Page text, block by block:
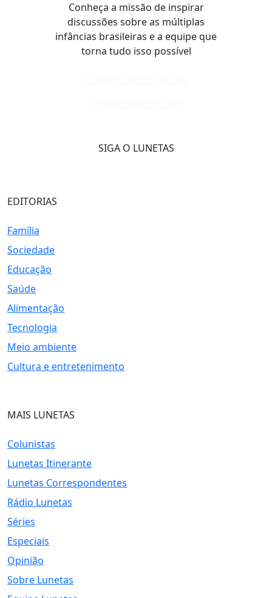
Conheça a missão de inspirar
discussões sobre as múltiplas
infâncias brasileiras e a equipe que
torna tudo isso possível
SIGA O LUNETAS
EDITORIAS
Família
Sociedade
Educação
Saúde
Alimentação
Tecnologia
Meio ambiente
Cultura e entretenimento
MAIS LUNETAS
Colunistas
Lunetas Itinerante
Lunetas Correspondentes
Rádio Lunetas
Séries
Especiais
Opinião
Sobre Lunetas